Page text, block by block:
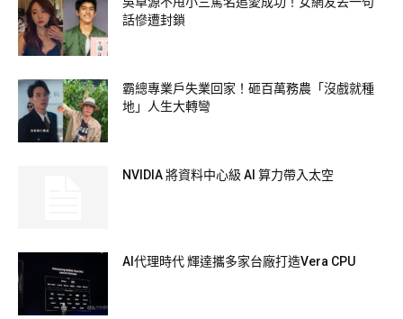
皮卡丘彩繪飛機上滿滿寶可夢周邊。
圖片來源：中華航空
話慘遭封鎖
霸總專業戶失業回家！砸百萬務農「沒戲就種
地」人生大轉彎
NVIDIA 將資料中心級 AI 算力帶入太空
AI代理時代 輝達攜多家台廠打造Vera CPU